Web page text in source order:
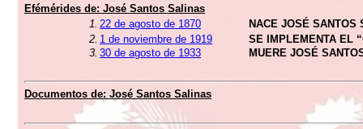
Efémérides de: José Santos Salinas
1. 22 de agosto de 1870
NACE JOSÉ SANTOS
2. 1 de noviembre de 1919
SE IMPLEMENTA EL
3. 30 de agosto de 1933 MUERE JOSÉ
Documentos de: José Santos Salinas